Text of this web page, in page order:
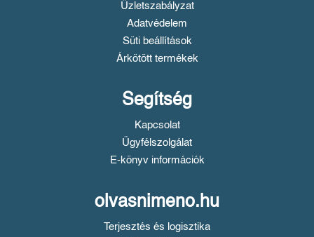
Üzletszabályzat
Adatvédelem
Süti beállítások
Árkötött termékek
Segítség
Kapcsolat
Ügyfélszolgálat
E-könyv információk
olvasnimeno.hu
Terjesztés és logisztika